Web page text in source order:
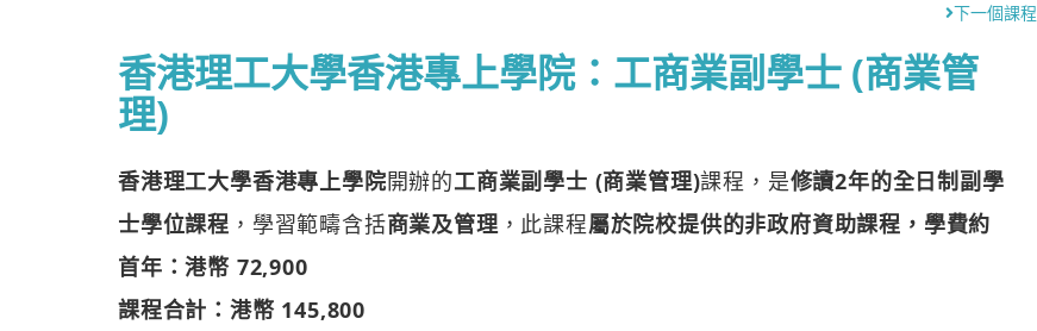
下一個課程
香港理工大學香港專上學院：工商業副學士 (商業管
理)
香港理工大學香港專上學院開辦的工商業副學士 (商業管理)課程，是修讀2年的全日制副學
士學位課程 ，學習範疇含括商業及管理，此課程屬於院校提供的非政府資助課程，學費約
首年：港幣 72,900
課程合計：港幣 145,800